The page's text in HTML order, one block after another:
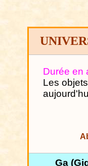
Durée en
Les
Ga